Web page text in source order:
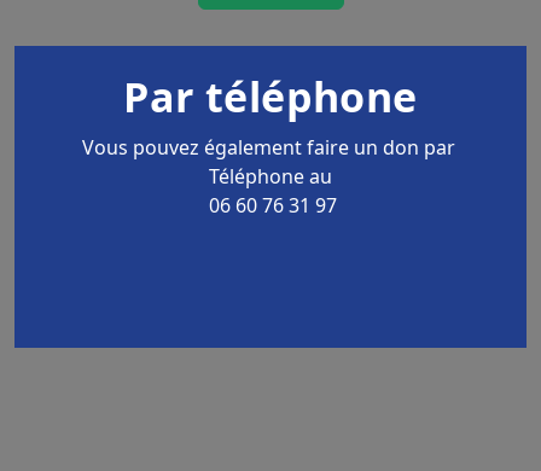
Par téléphone
Vous pouvez également faire un don par
Téléphone au
06 60 76 31 97